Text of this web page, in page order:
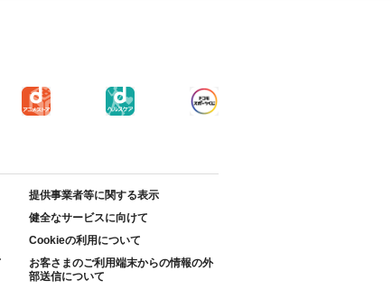
提供事業者等に関する表示
健全なサービスに向けて
Cookieの利用について
お客さまのご利用端末からの情報の外
部送信について